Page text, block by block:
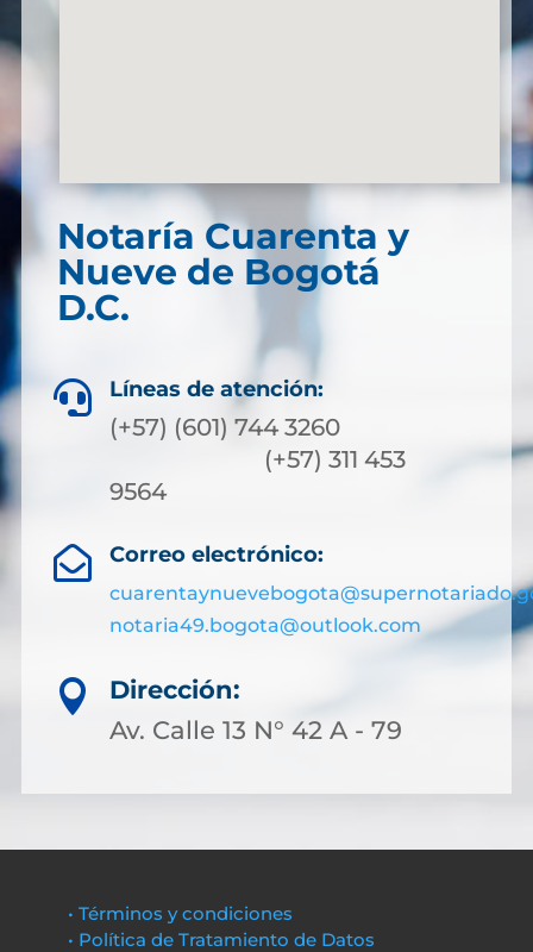
Notaría Cuarenta y
Nueve de Bogotá
D.C.
 Líneas de atención:
(+57) (601) 744 3260
(+57) 311 453
9564
 Correo electrónico:
notaria49.bogota@outlook.com

Dirección:
Av. Calle 13 N° 42 A - 79
• Términos y condiciones
• Política de Tratamiento de Datos